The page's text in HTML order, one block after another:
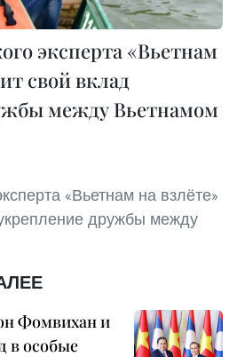
эксперта «Вьетнам
свой вклад
между Вьетнамом
«Вьетнам на взлёте»
дружбы между
Фомвихан и
в особые